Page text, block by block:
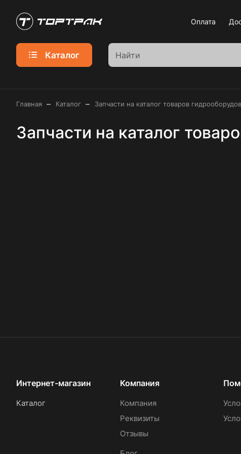
Оплата
Каталог
Главная – Каталог – Запчасти на каталог товаров
Запчасти на каталог
Интернет-магазин
Каталог
Компания
Компания
Реквизиты
Отзывы